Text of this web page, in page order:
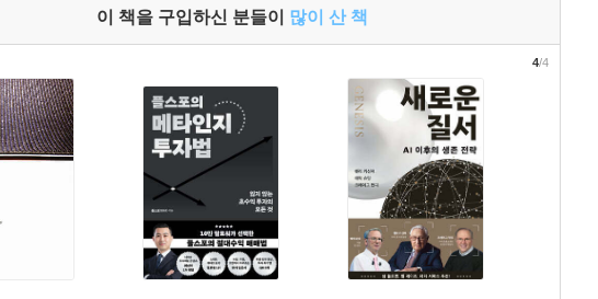
이 책을 구입하신 분들이 많이 산 책
4/4